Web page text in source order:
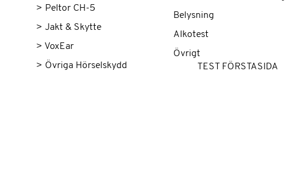
> Peltor CH-5
> Jakt & Skytte
> VoxEar
> Övriga Hörselskydd
Belysning
Alkotest
Övrigt
TEST FÖRSTASIDA